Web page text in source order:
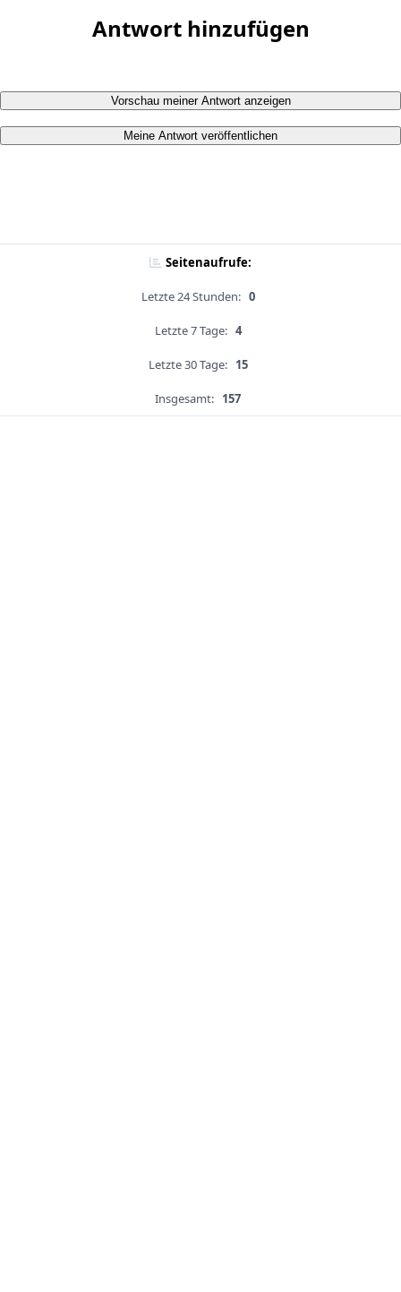
Antwort hinzufügen
Vorschau meiner Antwort anzeigen
Meine Antwort veröffentlichen
Seitenaufrufe:
Letzte 24 Stunden: 0
Letzte 7 Tage: 4
Letzte 30 Tage: 15
Insgesamt: 157